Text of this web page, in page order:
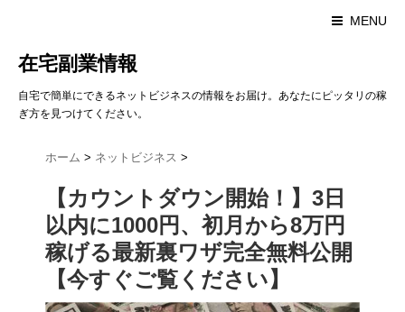
MENU
在宅副業情報
自宅で簡単にできるネットビジネスの情報をお届け。あなたにピッタリの稼
ぎ方を見つけてください。
ホーム > ネットビジネス >
【カウントダウン開始！】3日
以内に1000円、初月から8万円
稼げる最新裏ワザ完全無料公開
【今すぐご覧ください】